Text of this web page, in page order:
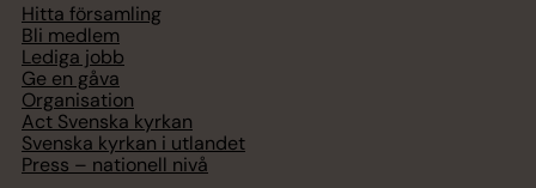
Hitta församling
Bli medlem
Lediga jobb
Ge en gåva
Organisation
Act Svenska kyrkan
Svenska kyrkan i utlandet
Press – nationell nivå